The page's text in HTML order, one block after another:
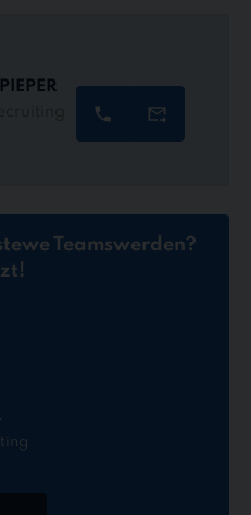
Teamswerden?